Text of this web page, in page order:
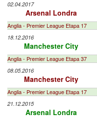
02.04.2017
Arsenal Londra
Anglia - Premier League Etapa 17
18.12.2016
Manchester City
Anglia - Premier League Etapa 37
08.05.2016
Manchester City
Anglia - Premier League Etapa 17
21.12.2015
Arsenal Londra